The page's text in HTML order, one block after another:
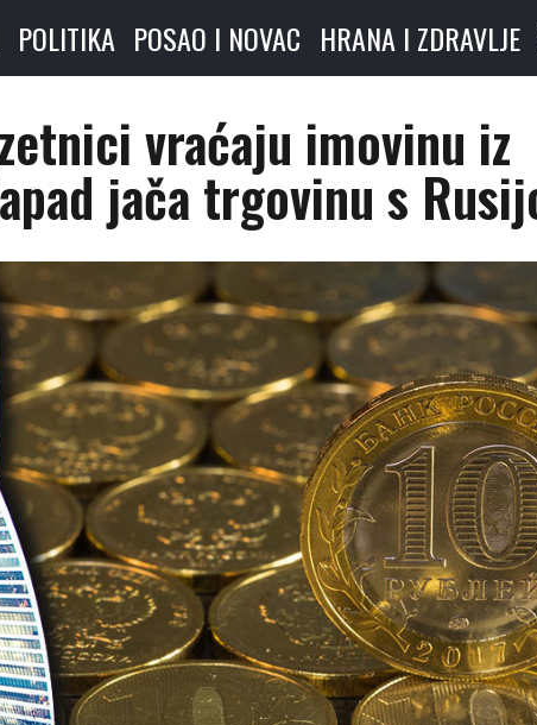
POLITIKA POSAO I NOVAC HRANA I ZDRAVLJE
vraćaju imovinu iz
jača trgovinu s